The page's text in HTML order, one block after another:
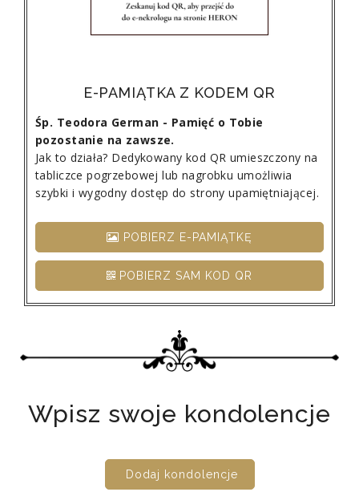
E-PAMIĄTKA Z KODEM QR
Śp. Teodora German - Pamięć o Tobie
pozostanie na zawsze.
Jak to działa? Dedykowany kod QR umieszczony na
tabliczce pogrzebowej lub nagrobku umożliwia
szybki i wygodny dostęp do strony upamiętniającej.
POBIERZ E-PAMIĄTKĘ
POBIERZ SAM KOD QR
Wpisz swoje kondolencje
Dodaj kondolencje